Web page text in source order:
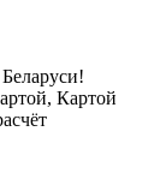
Картой